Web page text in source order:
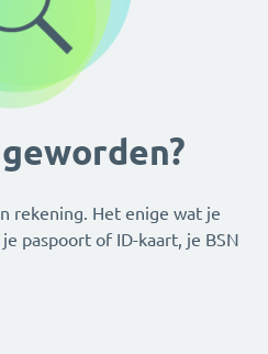
rekening. Het enige wat je
paspoort of ID-kaart, je BSN